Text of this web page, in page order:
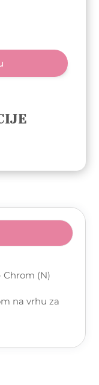
Chrom (N)
na vrhu za